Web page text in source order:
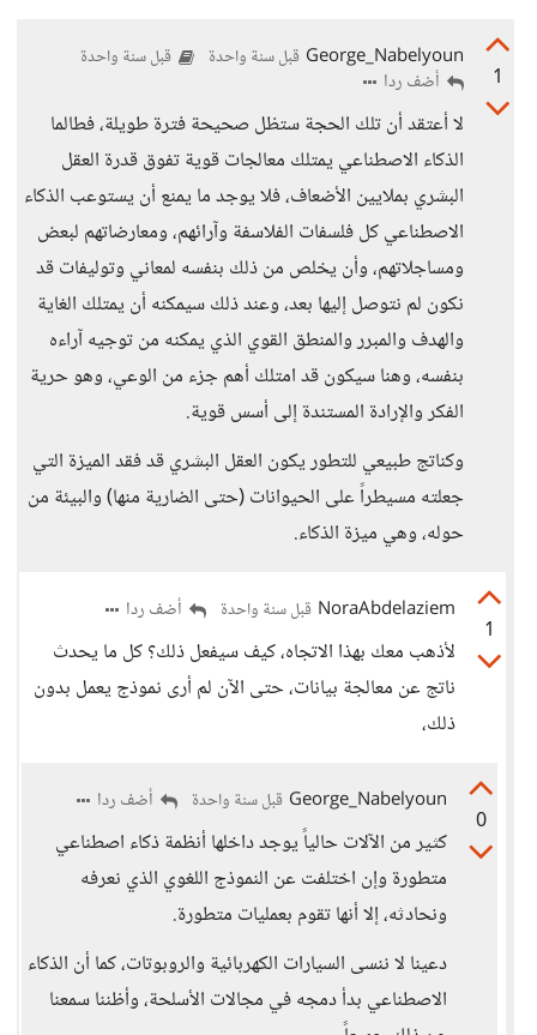
1
George_Nabelyoun قبل سنة واحدة قبل سنة واحدة
أضف ردا
لا أعتقد أن تلك الحجة ستظل صحيحة فترة طويلة، فطالما
الذكاء الاصطناعي يمتلك معالجات قوية تفوق قدرة العقل
البشري بملايين الأضعاف، فلا يوجد ما يمنع أن يستوعب الذكاء
الاصطناعي كل فلسفات الفلاسفة وآرائهم، ومعارضاتهم لبعض
ومساجلاتهم، وأن يخلص من ذلك بنفسه لمعاني وتوليفات قد
نكون لم نتوصل إليها بعد، وعند ذلك سيمكنه أن يمتلك الغاية
والهدف والمبرر والمنطق القوي الذي يمكنه من توجيه آراءه
بنفسه، وهنا سيكون قد امتلك أهم جزء من الوعي، وهو حرية
الفكر والإرادة المستندة إلى أسس قوية.
وكناتج طبيعي للتطور يكون العقل البشري قد فقد الميزة التي
جعلته مسيطراً على الحيوانات (حتى الضارية منها) والبيئة من
حوله، وهي ميزة الذكاء.
1
NoraAbdelaziem قبل سنة واحدة أضف ردا
لأذهب معك بهذا الاتجاه، كيف سيفعل ذلك؟ كل ما يحدث
ناتج عن معالجة بيانات، حتى الآن لم أرى نموذج يعمل بدون
ذلك،
0
George_Nabelyoun قبل سنة واحدة أضف ردا
كثير من الآلات حالياً يوجد داخلها أنظمة ذكاء اصطناعي
متطورة وإن اختلفت عن النموذج اللغوي الذي نعرفه
ونحادثه، إلا أنها تقوم بعمليات متطورة.
دعينا لا ننسى السيارات الكهربائية والروبوتات، كما أن الذكاء
الاصطناعي بدأ دمجه في مجالات الأسلحة، وأظننا سمعنا